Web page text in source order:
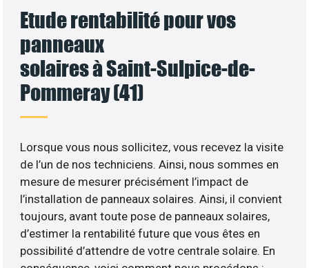
Etude rentabilité pour vos
panneaux
solaires à Saint-Sulpice-de-
Pommeray (41)
Lorsque vous nous sollicitez, vous recevez la visite
de l’un de nos techniciens. Ainsi, nous sommes en
mesure de mesurer précisément l’impact de
l’installation de panneaux solaires. Ainsi, il convient
toujours, avant toute pose de panneaux solaires,
d’estimer la rentabilité future que vous êtes en
possibilité d’attendre de votre centrale solaire. En